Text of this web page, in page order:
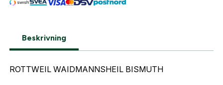
skicka din order.
av ammunition. Fraktkostnaden räknas ut i kassan.
Beskrivning
ROTTWEIL WAIDMANNSHEIL BISMUTH
Glömt lösenord?
Postnummer:
så fort den här produkten är tillbaka i vårt
Rottweil Bismuth .12/70 32g US3
E-post adress